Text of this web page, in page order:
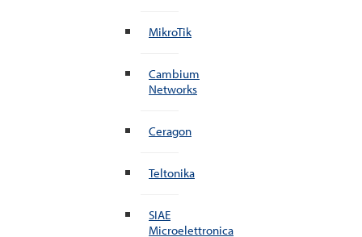
MikroTik
Cambium
Networks
Ceragon
Teltonika
SIAE
Microelettronica